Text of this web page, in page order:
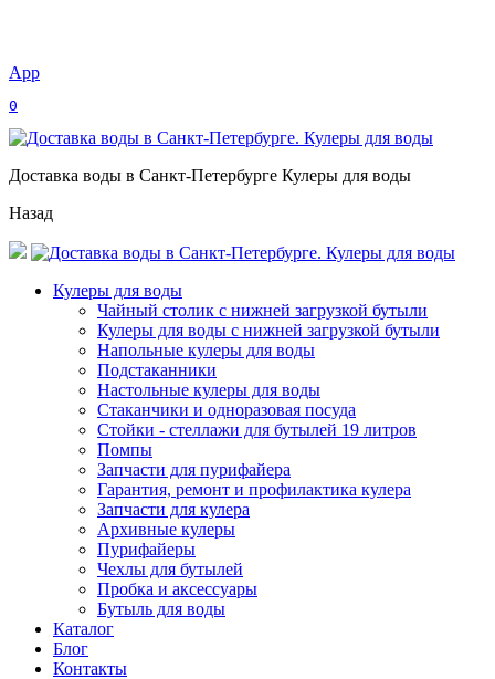
App
0
Доставка воды в Санкт-Петербурге Кулеры для воды
Назад
Кулеры для воды
Чайный столик с нижней загрузкой бутыли
Кулеры для воды с нижней загрузкой бутыли
Напольные кулеры для воды
Подстаканники
Настольные кулеры для воды
Стаканчики и одноразовая посуда
Стойки - стеллажи для бутылей 19 литров
Помпы
Запчасти для пурифайера
Гарантия, ремонт и профилактика кулера
Запчасти для кулера
Архивные кулеры
Пурифайеры
Чехлы для бутылей
Пробка и аксессуары
Бутыль для воды
Каталог
Блог
Контакты